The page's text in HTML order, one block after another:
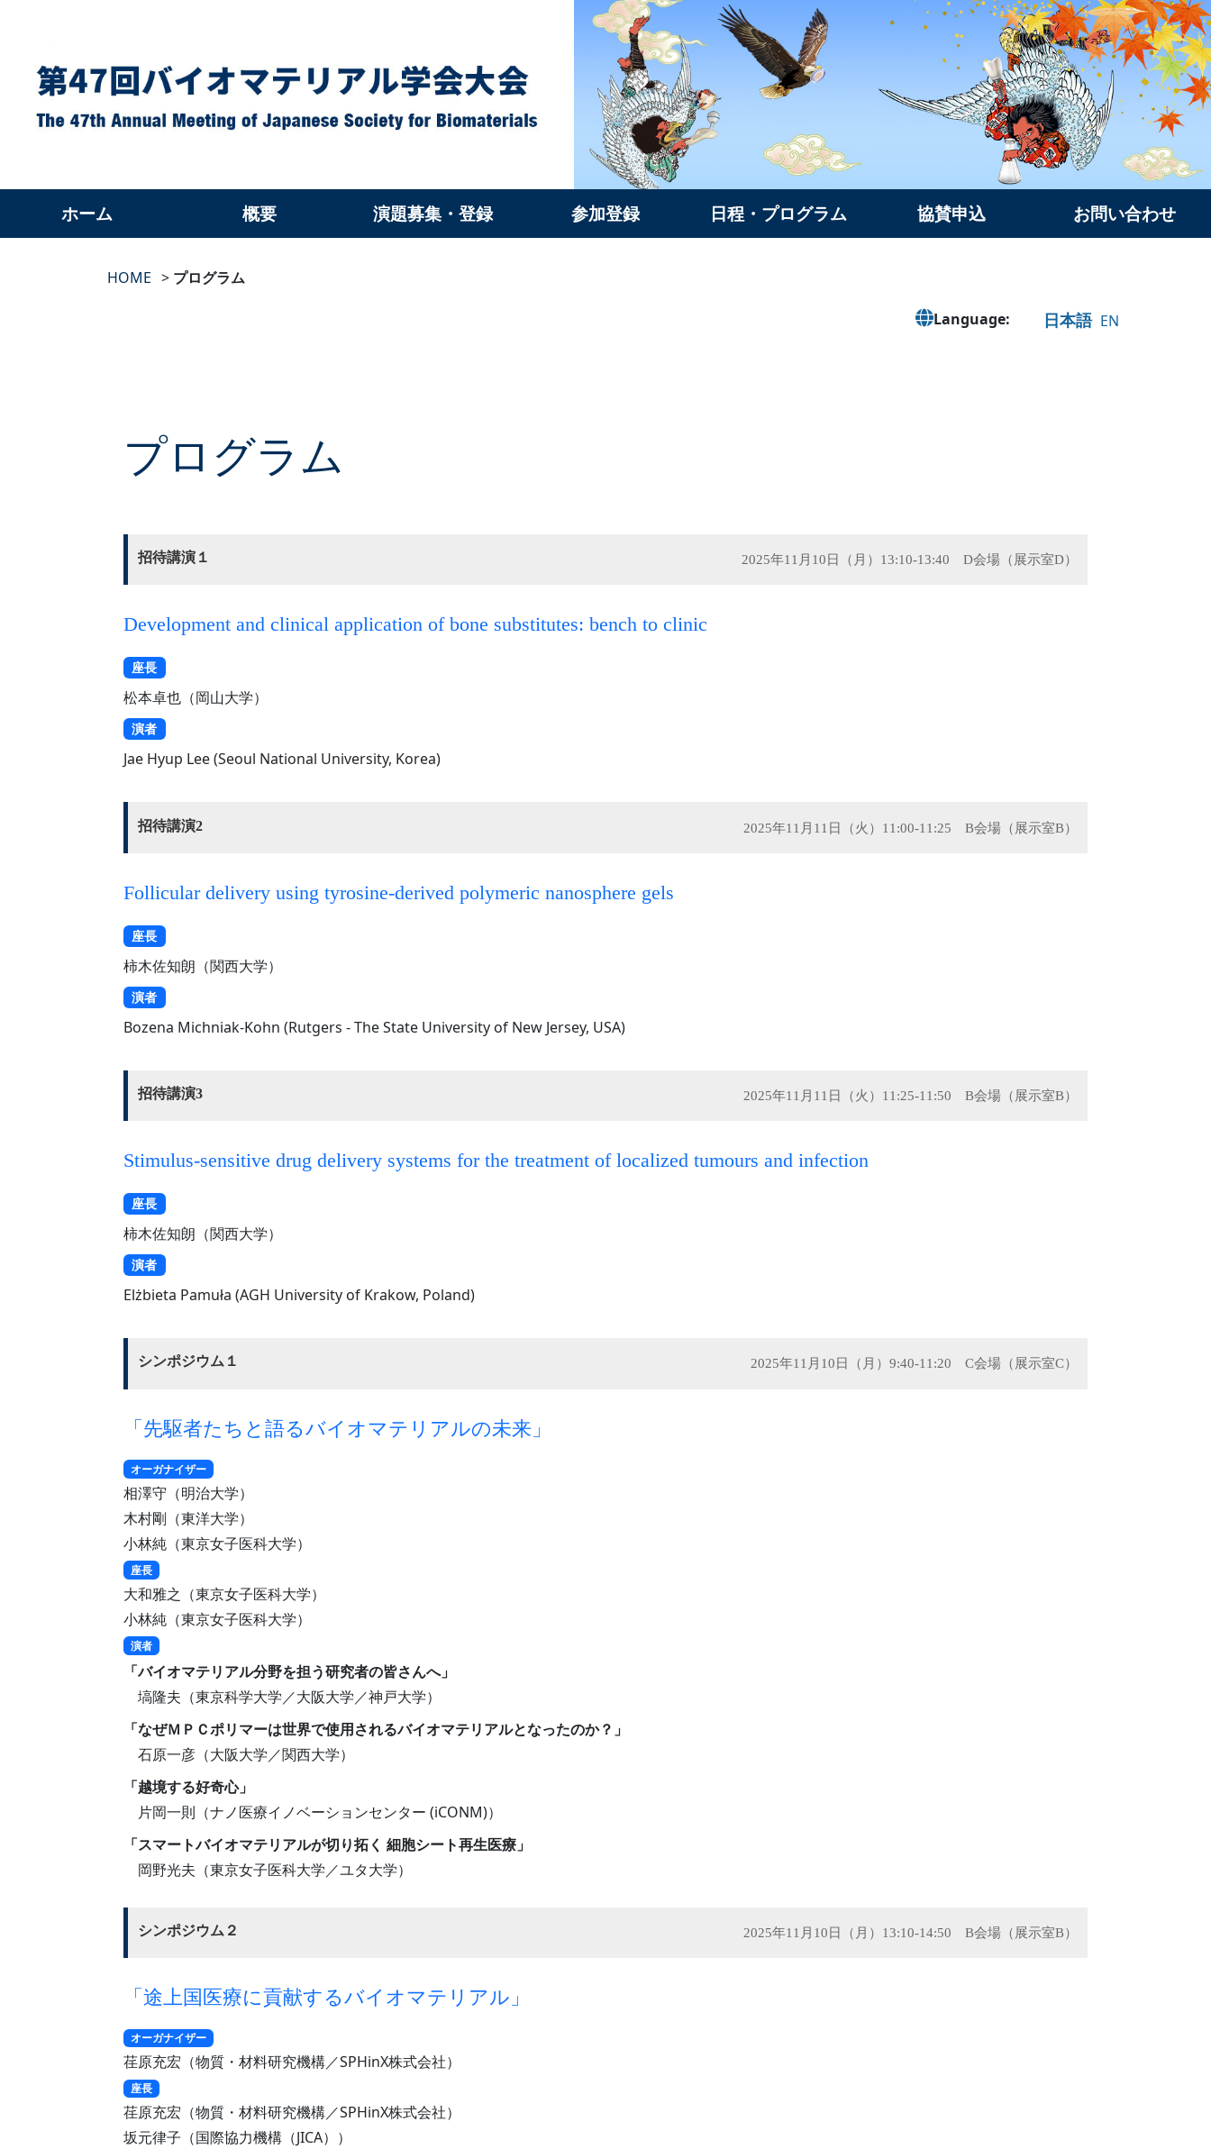
ホーム 概要 演題募集・登録 参加登録 日程・プログラム 協賛申込 お問い合わせ
HOME プログラム
Language: 日本語 EN
プログラム
招待講演１ 2025年11月10日（月）13:10-13:40 D会場（展示室D）
Development and clinical application of bone substitutes: bench to clinic
座長
松本卓也（岡山大学）
演者
Jae Hyup Lee (Seoul National University, Korea)
招待講演2 2025年11月11日（火）11:00-11:25 B会場（展示室B）
Follicular delivery using tyrosine-derived polymeric nanosphere gels
座長
柿木佐知朗（関西大学）
演者
Bozena Michniak-Kohn (Rutgers - The State University of New Jersey, USA)
招待講演3 2025年11月11日（火）11:25-11:50 B会場（展示室B）
Stimulus-sensitive drug delivery systems for the treatment of localized tumours and infection
座長
柿木佐知朗（関西大学）
演者
Elżbieta Pamuła (AGH University of Krakow, Poland)
シンポジウム１ 2025年11月10日（月）9:40-11:20 C会場（展示室C）
「先駆者たちと語るバイオマテリアルの未来」
オーガナイザー
相澤守（明治大学）
木村剛（東洋大学）
小林純（東京女子医科大学）
座長
大和雅之（東京女子医科大学）
小林純（東京女子医科大学）
演者
「バイオマテリアル分野を担う研究者の皆さんへ」
塙隆夫（東京科学大学／大阪大学／神戸大学）
「なぜＭＰＣポリマーは世界で使用されるバイオマテリアルとなったのか？」
石原一彦（大阪大学／関西大学）
「越境する好奇心」
片岡一則（ナノ医療イノベーションセンター (iCONM)）
「スマートバイオマテリアルが切り拓く 細胞シート再生医療」
岡野光夫（東京女子医科大学／ユタ大学）
シンポジウム２ 2025年11月10日（月）13:10-14:50 B会場（展示室B）
「途上国医療に貢献するバイオマテリアル」
オーガナイザー
荏原充宏（物質・材料研究機構／SPHinX株式会社）
座長
荏原充宏（物質・材料研究機構／SPHinX株式会社）
坂元律子（国際協力機構（JICA））